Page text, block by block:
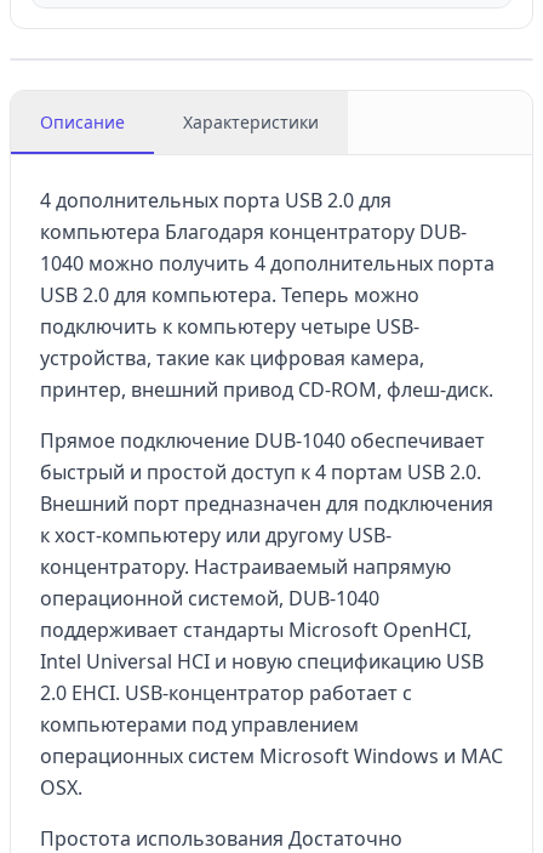
Описание Характеристики
4 дополнительных порта USB 2.0 для
компьютера Благодаря концентратору DUB-
1040 можно получить 4 дополнительных порта
USB 2.0 для компьютера. Теперь можно
подключить к компьютеру четыре USB-
устройства, такие как цифровая камера,
принтер, внешний привод CD-ROM, флеш-диск.
Прямое подключение DUB-1040 обеспечивает
быстрый и простой доступ к 4 портам USB 2.0.
Внешний порт предназначен для подключения
к хост-компьютеру или другому USB-
концентратору. Настраиваемый напрямую
операционной системой, DUB-1040
поддерживает стандарты Microsoft OpenHCI,
Intel Universal HCI и новую спецификацию USB
2.0 EHCI. USB-концентратор работает с
компьютерами под управлением
операционных систем Microsoft Windows и MAC
OSX.
Простота использования Достаточно